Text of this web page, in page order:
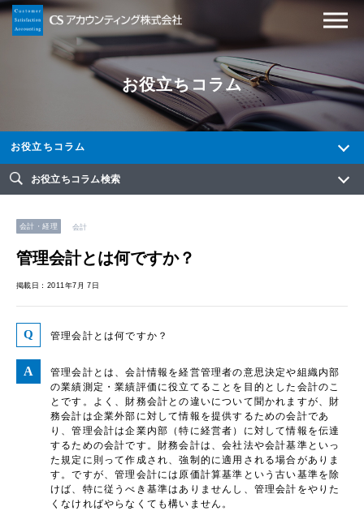
お役立ちコラム
お役立ちコラム
お役立ちコラム検索
会計・経理 会計
管理会計とは何ですか？
掲載日：2011年7月 7日
管理会計とは何ですか？
管理会計とは、会計情報を経営管理者の意思決定や組織内部
の業績測定・業績評価に役立てることを目的とした会計のこ
とです。よく、財務会計との違いについて聞かれますが、財
務会計は企業外部に対して情報を提供するための会計であ
り、管理会計は企業内部（特に経営者）に対して情報を伝達
するための会計です。財務会計は、会社法や会計基準といっ
た規定に則って作成され、強制的に適用される場合がありま
す。ですが、管理会計には原価計算基準という古い基準を除
けば、特に従うべき基準はありませんし、管理会計をやりた
くなければやらなくても構いません。